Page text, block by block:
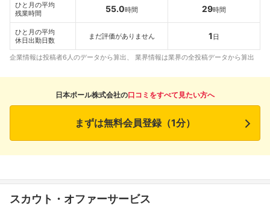
ひと月の平均
残業時間
55.0時間 29時間
ひと月の平均
休日出勤日数
まだ評価がありません 1日
企業情報は投稿者6人のデータから算出、 業界情報は業界の全投稿データから算出
日本ポール株式会社の口コミをすべて見たい方へ
まずは無料会員登録（1分）
スカウト・オファーサービス